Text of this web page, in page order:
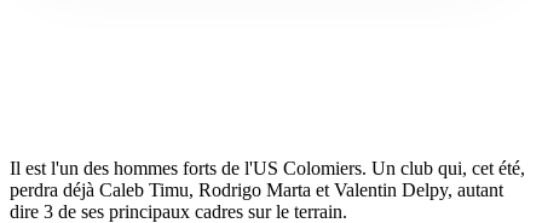
Il est l'un des hommes forts de l'US Colomiers. Un club qui, cet été,
perdra déjà Caleb Timu, Rodrigo Marta et Valentin Delpy, autant
dire 3 de ses principaux cadres sur le terrain.